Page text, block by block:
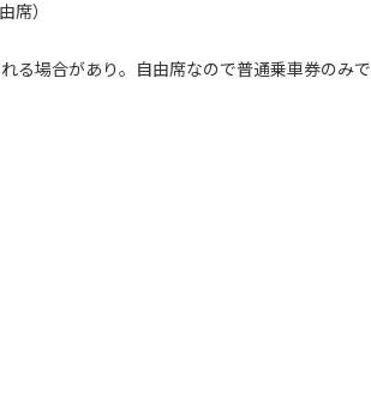
席）
る場合があり。自由席なので普通乗車券のみで